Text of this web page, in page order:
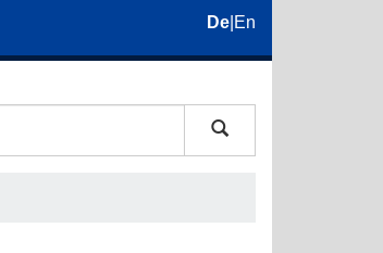
De En